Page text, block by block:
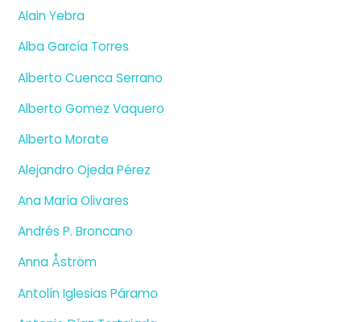
Alain Yebra
Alba García Torres
Alberto Cuenca Serrano
Alberto Gomez Vaquero
Alberto Morate
Alejandro Ojeda Pérez
Ana María Olivares
Andrés P. Broncano
Anna Åström
Antolín Iglesias Páramo